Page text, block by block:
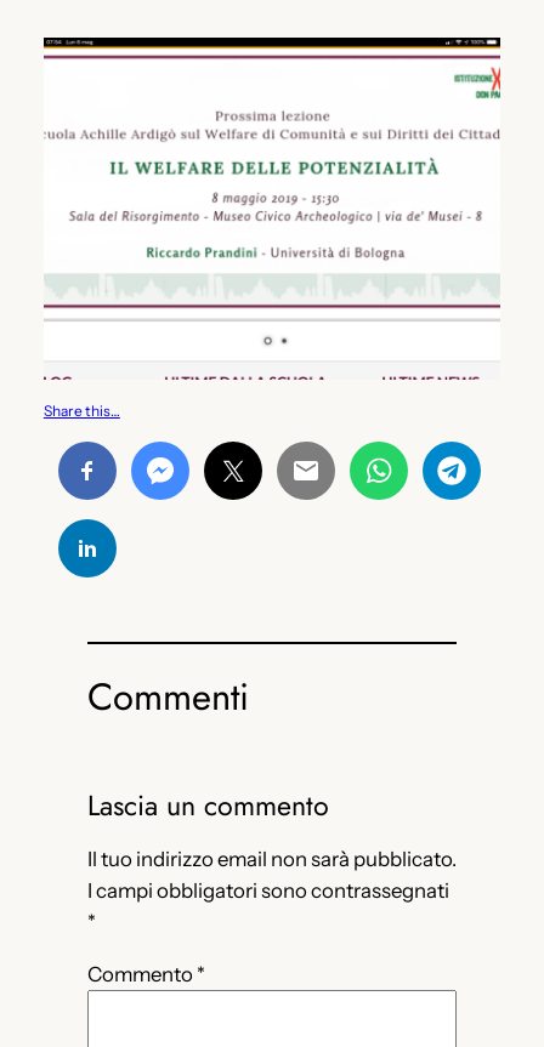
Share this…
Commenti
Lascia un commento
Il tuo indirizzo email non sarà pubblicato.
I campi obbligatori sono contrassegnati
*
Commento *